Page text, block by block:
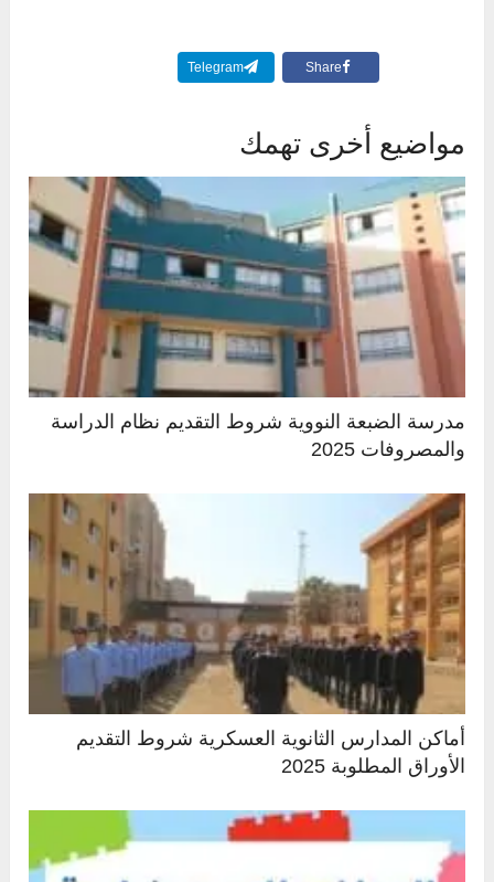
Share
Telegram
مواضيع أخرى تهمك
مدرسة الضبعة النووية شروط التقديم نظام الدراسة
والمصروفات 2025
أماكن المدارس الثانوية العسكرية شروط التقديم
الأوراق المطلوبة 2025